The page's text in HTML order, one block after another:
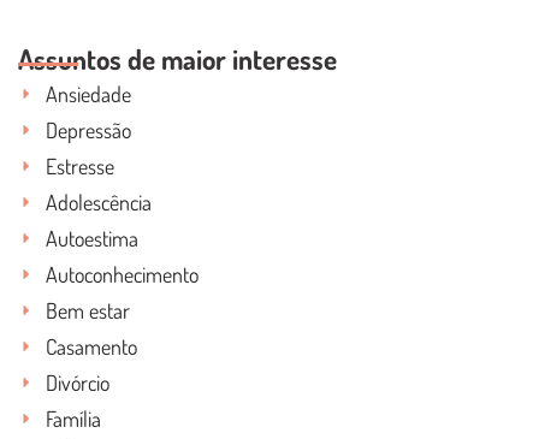
Assuntos de maior interesse
Ansiedade
Depressão
Estresse
Adolescência
Autoestima
Autoconhecimento
Bem estar
Casamento
Divórcio
Família